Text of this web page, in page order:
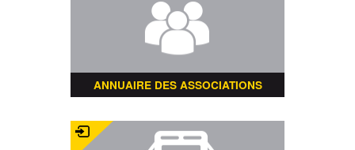
ANNUAIRE DES ASSOCIATIONS